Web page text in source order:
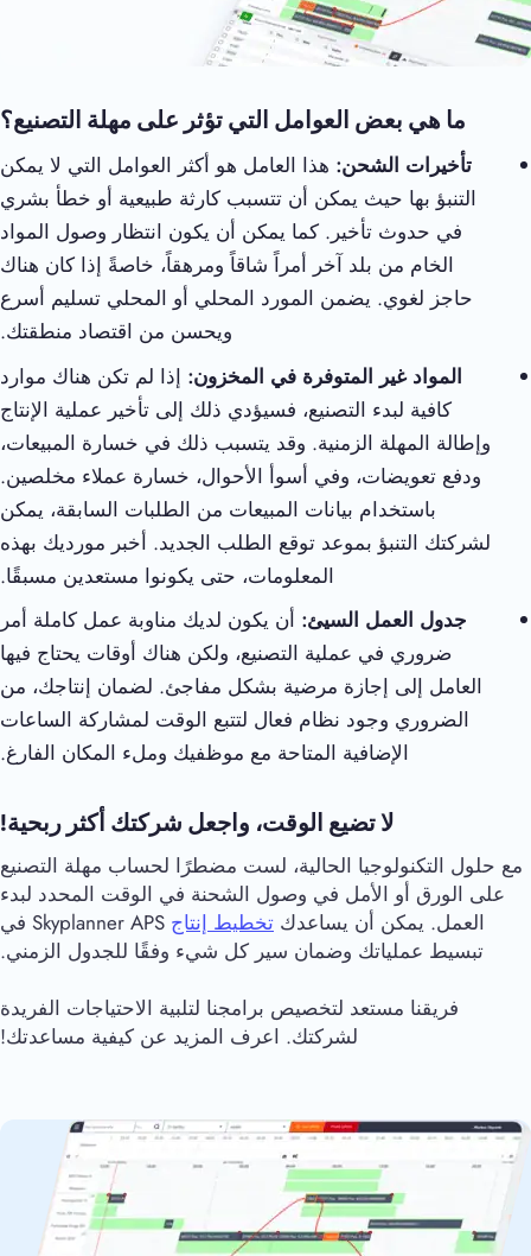
ما هي بعض العوامل التي تؤثر على مهلة التصنيع؟
تأخيرات الشحن: هذا العامل هو أكثر العوامل التي لا يمكن
التنبؤ بها حيث يمكن أن تتسبب كارثة طبيعية أو خطأ بشري
في حدوث تأخير. كما يمكن أن يكون انتظار وصول المواد
الخام من بلد آخر أمراً شاقاً ومرهقاً، خاصةً إذا كان هناك
حاجز لغوي. يضمن المورد المحلي أو المحلي تسليم أسرع
ويحسن من اقتصاد منطقتك.
المواد غير المتوفرة في المخزون: إذا لم تكن هناك موارد
كافية لبدء التصنيع، فسيؤدي ذلك إلى تأخير عملية الإنتاج
وإطالة المهلة الزمنية. وقد يتسبب ذلك في خسارة المبيعات،
ودفع تعويضات، وفي أسوأ الأحوال، خسارة عملاء مخلصين.
باستخدام بيانات المبيعات من الطلبات السابقة، يمكن
لشركتك التنبؤ بموعد توقع الطلب الجديد. أخبر مورديك بهذه
المعلومات، حتى يكونوا مستعدين مسبقًا.
جدول العمل السيئ: أن يكون لديك مناوبة عمل كاملة أمر
ضروري في عملية التصنيع، ولكن هناك أوقات يحتاج فيها
العامل إلى إجازة مرضية بشكل مفاجئ. لضمان إنتاجك، من
الضروري وجود نظام فعال لتتبع الوقت لمشاركة الساعات
الإضافية المتاحة مع موظفيك وملء المكان الفارغ.
لا تضيع الوقت، واجعل شركتك أكثر ربحية!
مع حلول التكنولوجيا الحالية، لست مضطرًا لحساب مهلة التصنيع
على الورق أو الأمل في وصول الشحنة في الوقت المحدد لبدء
العمل. يمكن أن يساعدك تخطيط إنتاج
Skyplanner APS في
تبسيط عملياتك وضمان سير كل شيء وفقًا للجدول الزمني.
فريقنا مستعد لتخصيص برامجنا لتلبية الاحتياجات الفريدة
لشركتك. اعرف المزيد عن كيفية مساعدتك!